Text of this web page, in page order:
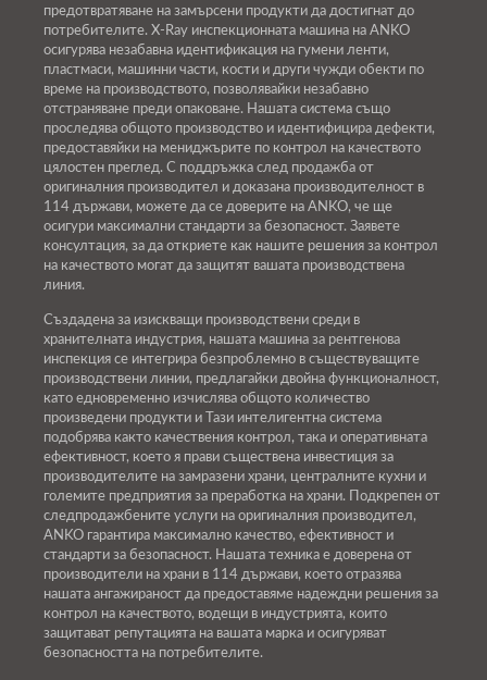
предотвратяване на замърсени продукти да достигнат до
потребителите. X-Ray инспекционната машина на ANKO
осигурява незабавна идентификация на гумени ленти,
пластмаси, машинни части, кости и други чужди обекти по
време на производството, позволявайки незабавно
отстраняване преди опаковане. Нашата система също
проследява общото производство и идентифицира дефекти,
предоставяйки на мениджърите по контрол на качеството
цялостен преглед. С поддръжка след продажба от
оригиналния производител и доказана производителност в
114 държави, можете да се доверите на ANKO, че ще
осигури максимални стандарти за безопасност. Заявете
консултация, за да откриете как нашите решения за контрол
на качеството могат да защитят вашата производствена
линия.
Създадена за изискващи производствени среди в
хранителната индустрия, нашата машина за рентгенова
инспекция се интегрира безпроблемно в съществуващите
производствени линии, предлагайки двойна функционалност,
като едновременно изчислява общото количество
произведени продукти и Тази интелигентна система
подобрява както качествения контрол, така и оперативната
ефективност, което я прави съществена инвестиция за
производителите на замразени храни, централните кухни и
големите предприятия за преработка на храни. Подкрепен от
следпродажбените услуги на оригиналния производител,
ANKO гарантира максимално качество, ефективност и
стандарти за безопасност. Нашата техника е доверена от
производители на храни в 114 държави, което отразява
нашата ангажираност да предоставяме надеждни решения за
контрол на качеството, водещи в индустрията, които
защитават репутацията на вашата марка и осигуряват
безопасността на потребителите.